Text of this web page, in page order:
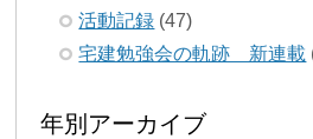
活動記録 (47)
宅建勉強会の軌跡 新連載
年別アーカイブ